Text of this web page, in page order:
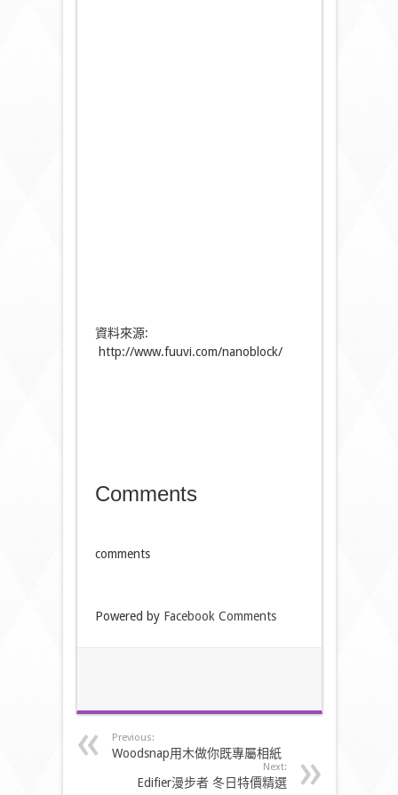
資料來源:
http://www.fuuvi.com/nanoblock/
Comments
comments
Powered by Facebook Comments
Previous:
Woodsnap用木做你既專屬相紙
Next:
Edifier漫步者 冬日特價精選